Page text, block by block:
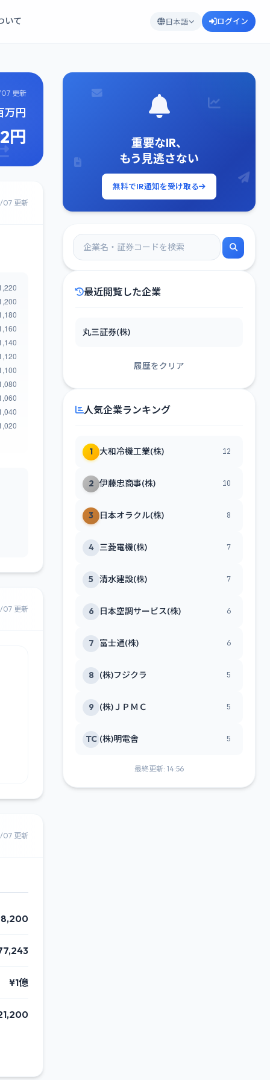
いて 日本語 ログイン
更新
万円
円
更新
更新
更新
¥1億
重要なIR、
もう見逃さない
無料でIR通知を受け取る
最近閲覧した企業
丸三証券(株)
履歴をクリア
人気企業ランキング
1 大和冷機工業(株) 12
2 伊藤忠商事(株) 10
3 日本オラクル(株) 8
4 三菱電機(株) 7
5 清水建設(株) 7
6 日本空調サービス(株) 6
7 富士通(株) 6
8 (株)フジクラ 5
9 (株)ＪＰＭＣ 5
TC (株)明電舎 5
最終更新: 14:56